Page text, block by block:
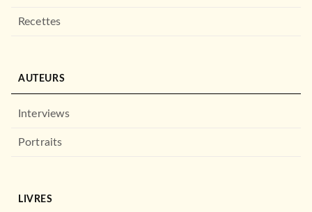
Recettes
AUTEURS
Interviews
Portraits
LIVRES